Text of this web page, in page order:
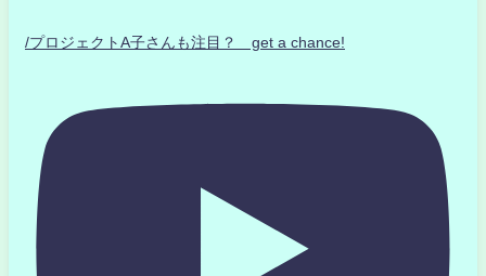
/プロジェクトA子さんも注目？ get a chance!